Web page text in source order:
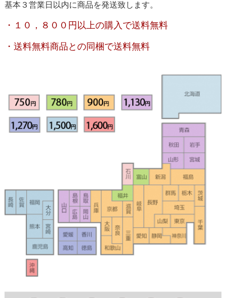
基本３営業日以内に商品を発送致します。
・１０，８００円以上の購入で送料無料
・送料無料商品との同梱で送料無料